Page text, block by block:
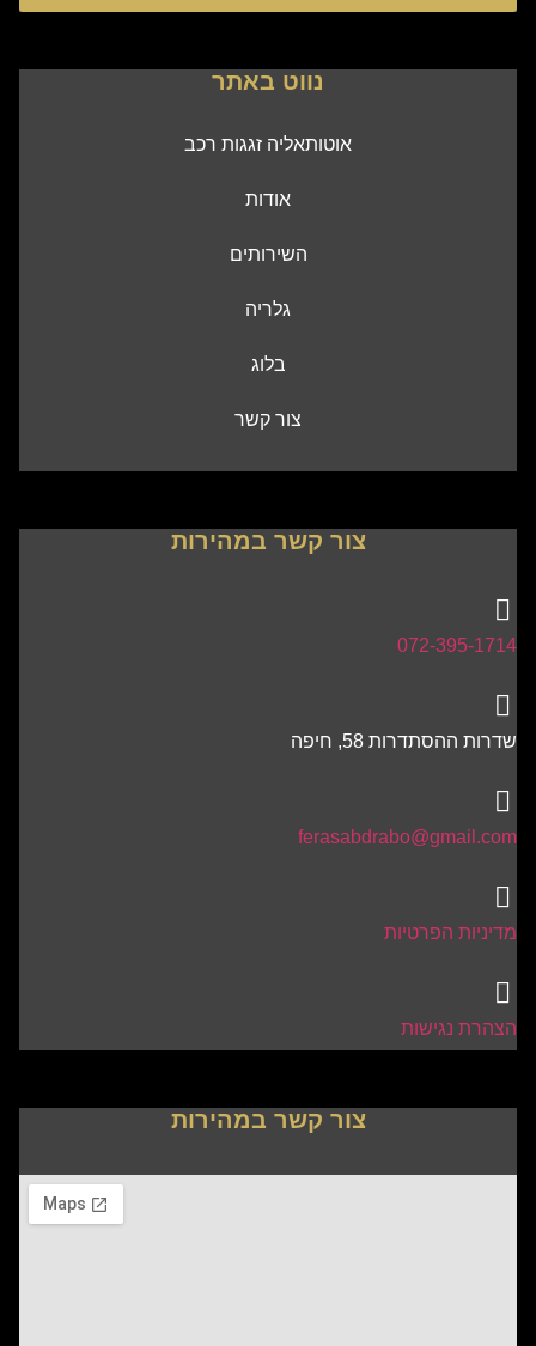
נווט באתר
אוטותאליה זגגות רכב
אודות
השירותים
גלריה
בלוג
צור קשר
צור קשר במהירות
072-395-1714
שדרות ההסתדרות 58, חיפה
ferasabdrabo@gmail.com
מדיניות הפרטיות
הצהרת נגישות
צור קשר במהירות